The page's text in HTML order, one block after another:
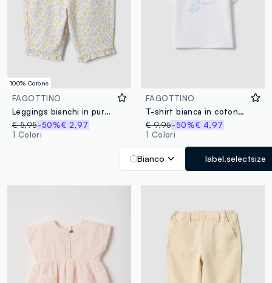
100% Cotone
FAGOTTINO
Leggings bianchi in puro cotone organico con stampa floreale
€ 5,95-50%€ 2,97
1 Colori
FAGOTTINO
T-shirt bianca in cotone elasticizzato con maniche corte a volant per bimba regular fit
€ 9,95-50%€ 4,97
1 Colori
Bianco label.selectsize